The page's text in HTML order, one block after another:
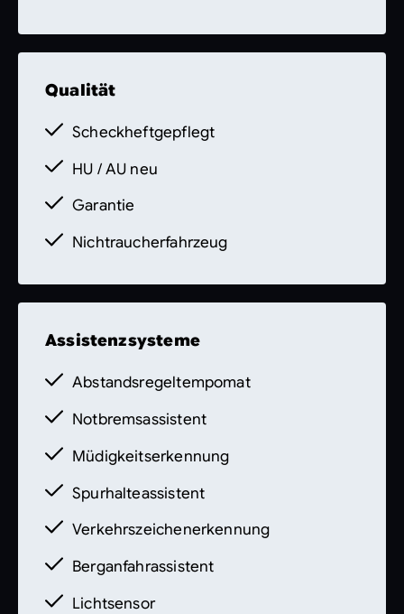
vorbehalten.
dient lediglich der allgemeinen
Identifizierung des Fahrzeuges und stellt
keine Gewährleistung im kaufrechtlichen
Sinne dar. Den genauen
Ausstattungsumfang erhalten Sie von unser
Qualität
Scheckheftgepflegt
HU / AU neu
Garantie
Nichtraucherfahrzeug
Assistenzsysteme
Abstandsregeltempomat
Notbremsassistent
Müdigkeitserkennung
Spurhalteassistent
Verkehrszeichenerkennung
Berganfahrassistent
Lichtsensor